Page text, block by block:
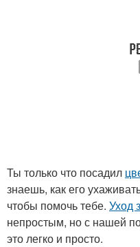
Ты только что посадил
знаешь, как его
чтобы помочь тебе. Уход
непростым, но с нашей
это легко и просто.